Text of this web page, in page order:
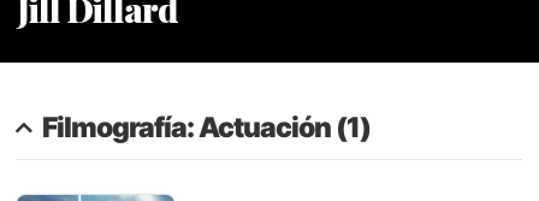
Filmografía: Actuación (1)